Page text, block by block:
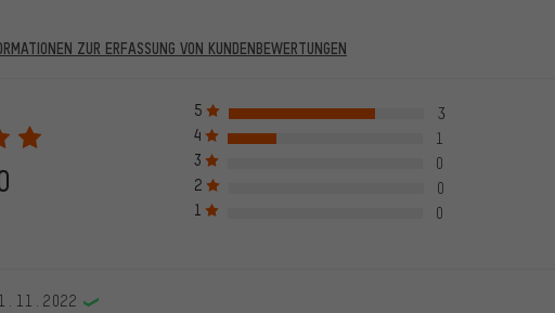
ZUR ERFASSUNG VON KUNDENBEWERTUNGEN
veröffentlicht, die auch verifiziert sind, das bedeutet, dass bei Bewertung auch
Wir schalten die Bewertung nur nach erfolgreicher Überprüfung der Bestellnummer
mit einem grünen Haken markiert, das gilt für alle verifizierten Bewertungen bis zu
Vor dem 28.05.2022 wurden auch Bewertungen von Kunden aufgenommen, die
haben. Diese Bewertungen sind nicht mit einem grünen Haken markiert. Wir
abgegebenen Bewertungen.
5
3
4
1
3
0
2
0
1
0